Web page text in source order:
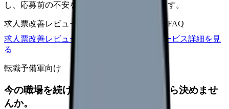
し、応募前の不安を減らす求人票へ改善します。
求人票改善レビュー
応募前FAQ
求人票改善レビューの見積もりを依頼
サービス詳細を見
る
転職予備軍向け
今の職場を続けるか、条件を比べてから決めませ
んか。